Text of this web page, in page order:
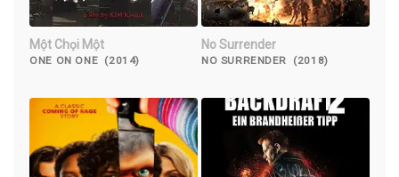
Một Chọi Một
ONE ON ONE (2014)
No Surrender
NO SURRENDER (2018)